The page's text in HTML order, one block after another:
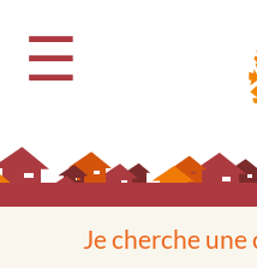
☰
Je cherche une